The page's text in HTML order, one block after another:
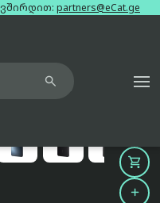
partners@eCat.ge


